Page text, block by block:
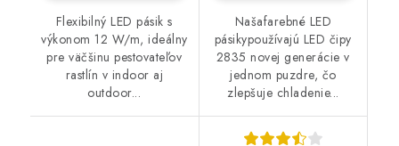
Flexibilný LED pásik s
výkonom 12 W/m, ideálny
pre väčšinu pestovateľov
rastlín v indoor aj
outdoor...
Našafarebné LED
pásikypoužívajú LED čipy
2835 novej generácie v
jednom puzdre, čo
zlepšuje chladenie...